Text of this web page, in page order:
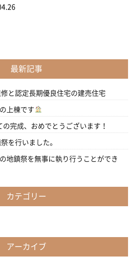
最新記事
と認定長期優良住宅の建売住宅
上棟です
の完成、おめでとうございます！
を行いました。
の地鎮祭を無事に執り行うことができ
カテゴリー
アーカイブ